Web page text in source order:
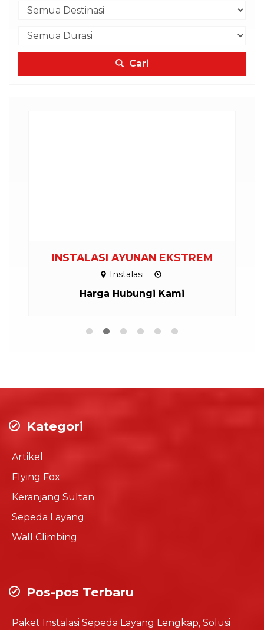
Cari
INSTALASI AYUNAN EKSTREM
Instalasi
Harga Hubungi Kami
Kategori
Artikel
Flying Fox
Keranjang Sultan
Sepeda Layang
Wall Climbing
Pos-pos Terbaru
Paket Instalasi Sepeda Layang Lengkap, Solusi